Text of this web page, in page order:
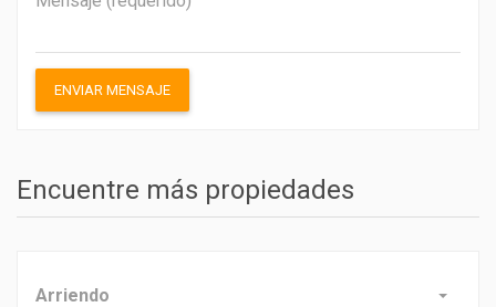
ENVIAR MENSAJE
Encuentre más propiedades
Arriendo